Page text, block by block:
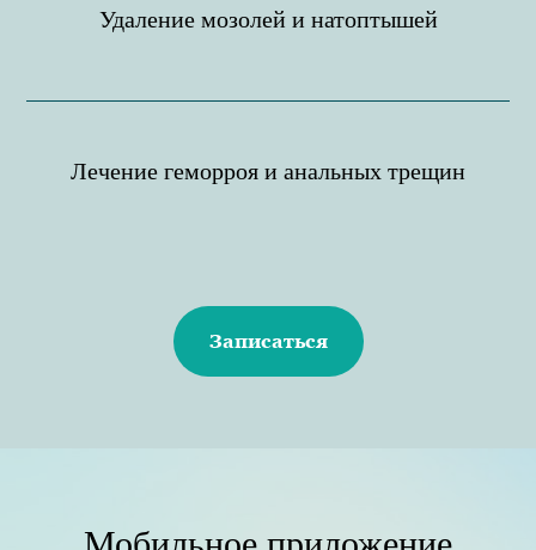
Удаление мозолей и натоптышей
Лечение геморроя и анальных трещин
Записаться